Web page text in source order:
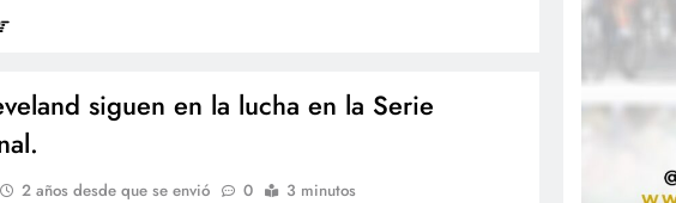
siguen en la lucha en la Serie
2 años desde que se envió 0 3 minutos